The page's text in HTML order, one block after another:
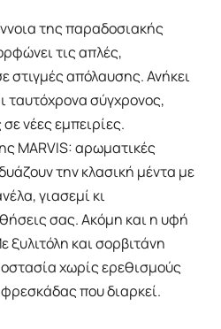
της παραδοσιακής
τις απλές,
στιγμές απόλαυσης. Ανήκει
ταυτόχρονα σύγχρονος,
νέες εμπειρίες.
MARVIS: αρωματικές
την κλασική μέντα με
γιασεμί κι
σας. Ακόμη και η υφή
ξυλιτόλη και σορβιτάνη
χωρίς ερεθισμούς
που διαρκεί.